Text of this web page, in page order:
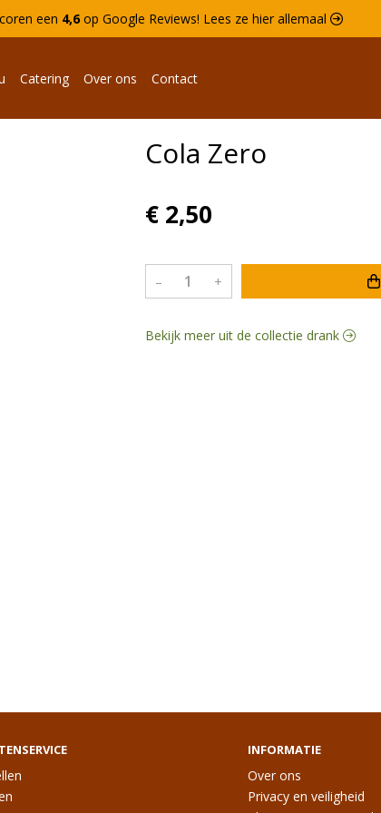
een 4,6op Google Reviews! Lees ze hier allemaal 
Catering Over ons Contact
Cola Zero
€ 2,50
– +
Bekijk meer uit de collectie drank
INFORMATIE
Over ons
Privacy en veiligheid